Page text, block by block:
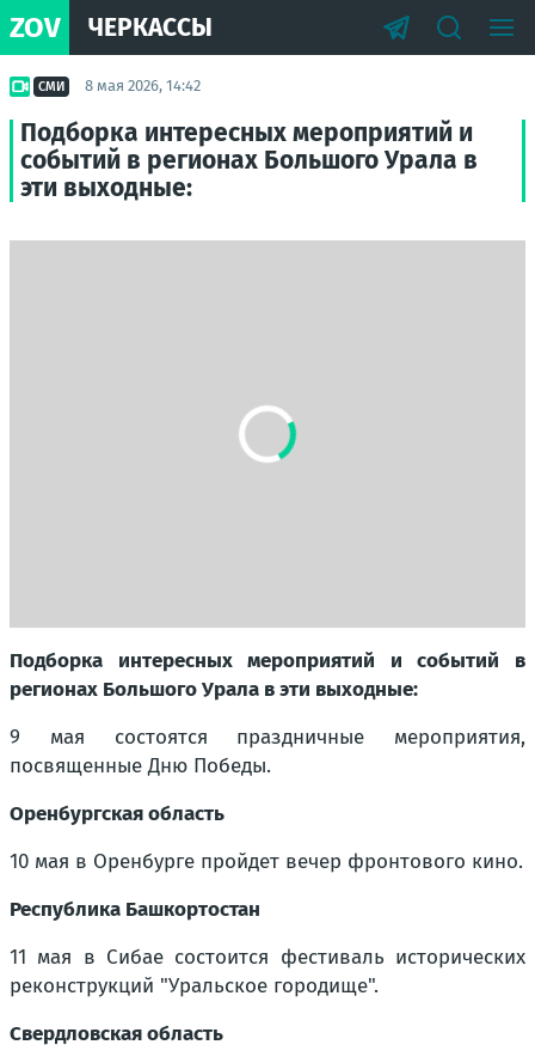
ZOV ЧЕРКАССЫ
СМИ 8 мая 2026, 14:42
Подборка интересных мероприятий и
событий в регионах Большого Урала в
эти выходные:
Подборка интересных мероприятий и событий в
регионах Большого Урала в эти выходные:
9 мая состоятся праздничные мероприятия,
посвященные Дню Победы.
Оренбургская область
10 мая в Оренбурге пройдет вечер фронтового кино.
Республика Башкортостан
11 мая в Сибае состоится фестиваль исторических
реконструкций "Уральское городище".
Свердловская область